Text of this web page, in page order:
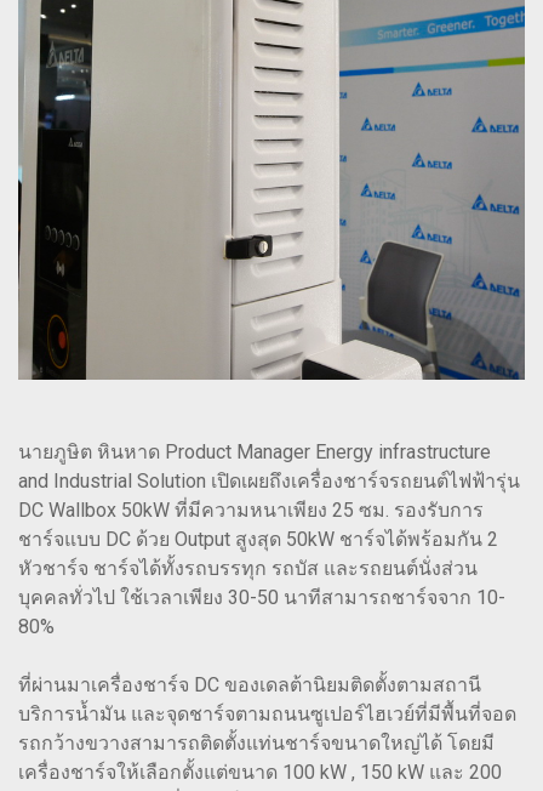
นายภูษิต หินหาด Product Manager Energy infrastructure
and Industrial Solution เปิดเผยถึงเครื่องชาร์จรถยนต์ไฟฟ้ารุ่น
DC Wallbox 50kW ที่มีความหนาเพียง 25 ซม. รองรับการ
ชาร์จแบบ DC ด้วย Output สูงสุด 50kW ชาร์จได้พร้อมกัน 2
หัวชาร์จ ชาร์จได้ทั้งรถบรรทุก รถบัส และรถยนต์นั่งส่วน
บุคคลทั่วไป ใช้เวลาเพียง 30-50 นาทีสามารถชาร์จจาก 10-
80%
ที่ผ่านมาเครื่องชาร์จ DC ของเดลต้านิยมติดตั้งตามสถานี
บริการน้ำมัน และจุดชาร์จตามถนนซูเปอร์ไฮเวย์ที่มีพื้นที่จอด
รถกว้างขวางสามารถติดตั้งแท่นชาร์จขนาดใหญ่ได้ โดยมี
เครื่องชาร์จให้เลือกตั้งแต่ขนาด 100 kW , 150 kW และ 200